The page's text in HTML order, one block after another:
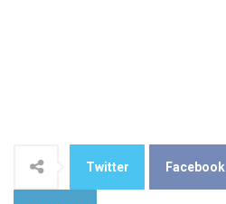
Twitter Facebook